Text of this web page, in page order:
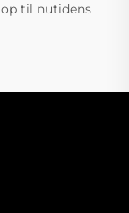
til nutidens